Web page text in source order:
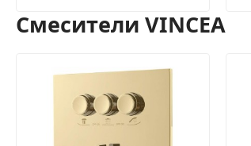
Смесители VINCEA